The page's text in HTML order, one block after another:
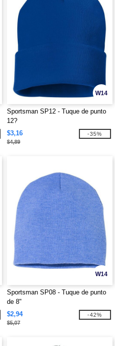
W14
Sportsman SP12 - Tuque de punto
12?
$3,16
$4,89
-35%
W14
Sportsman SP08 - Tuque de punto
de 8"
$2,94
$5,07
-42%